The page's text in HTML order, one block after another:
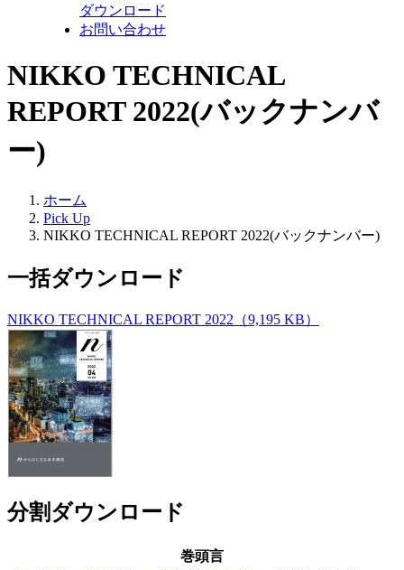
ダウンロード
お問い合わせ
NIKKO TECHNICAL
REPORT 2022(バックナンバ
ー)
ホーム
Pick Up
NIKKO TECHNICAL REPORT 2022(バックナンバー)
一括ダウンロード
NIKKO TECHNICAL REPORT 2022（9,195 KB）
分割ダウンロード
巻頭言